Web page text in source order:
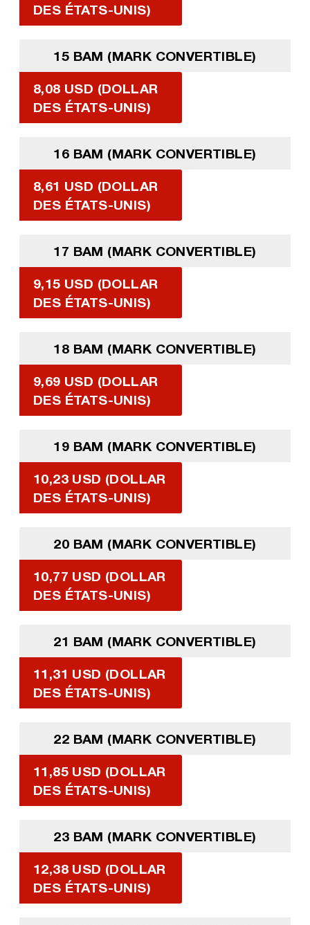
DES ÉTATS-UNIS)
15 BAM (MARK CONVERTIBLE)
8,08 USD (DOLLAR
DES ÉTATS-UNIS)
16 BAM (MARK CONVERTIBLE)
8,61 USD (DOLLAR
DES ÉTATS-UNIS)
17 BAM (MARK CONVERTIBLE)
9,15 USD (DOLLAR
DES ÉTATS-UNIS)
18 BAM (MARK CONVERTIBLE)
9,69 USD (DOLLAR
DES ÉTATS-UNIS)
19 BAM (MARK CONVERTIBLE)
10,23 USD (DOLLAR
DES ÉTATS-UNIS)
20 BAM (MARK CONVERTIBLE)
10,77 USD (DOLLAR
DES ÉTATS-UNIS)
21 BAM (MARK CONVERTIBLE)
11,31 USD (DOLLAR
DES ÉTATS-UNIS)
22 BAM (MARK CONVERTIBLE)
11,85 USD (DOLLAR
DES ÉTATS-UNIS)
23 BAM (MARK CONVERTIBLE)
12,38 USD (DOLLAR
DES ÉTATS-UNIS)